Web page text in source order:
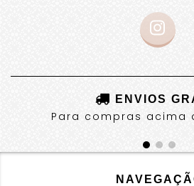
ENVIOS
Para compras acima